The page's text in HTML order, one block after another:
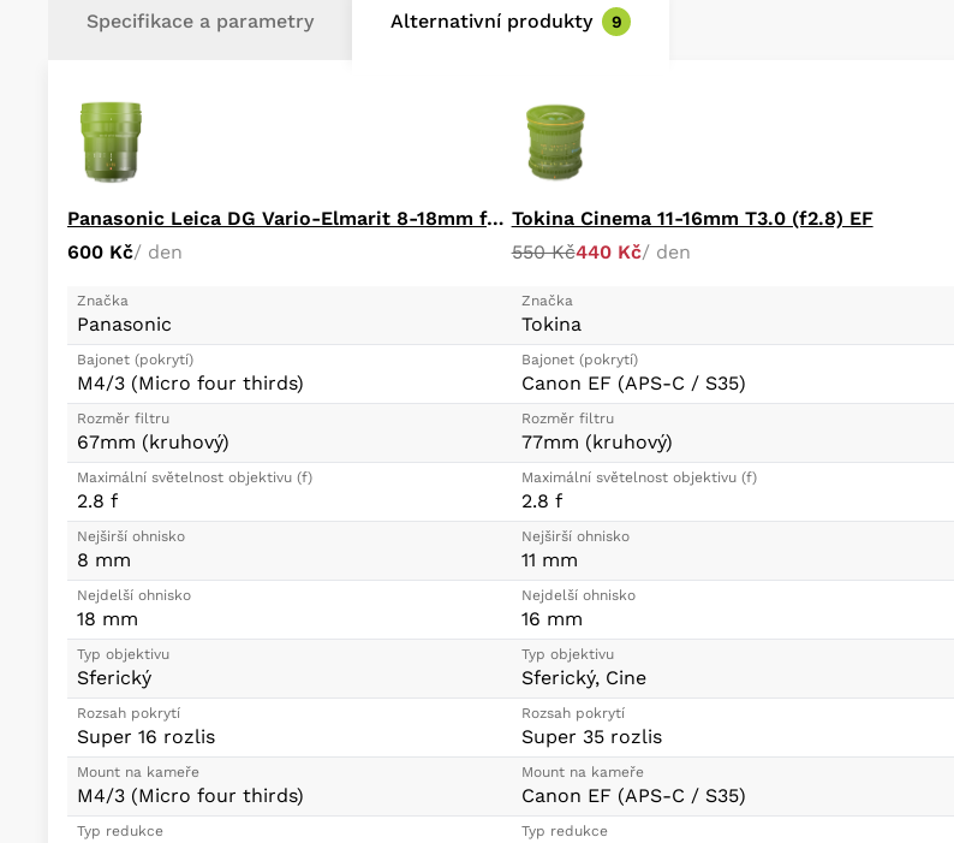
Specifikace a parametry Alternativní produkty 9
Panasonic Leica DG Vario-Elmarit 8-18mm f/2.8-4 ASPH
600 Kč/ den
Značka
Panasonic
Bajonet (pokrytí)
M4/3 (Micro four thirds)
Rozměr filtru
67mm (kruhový)
Maximální světelnost objektivu (f)
2.8 f
Nejširší ohnisko
8 mm
Nejdelší ohnisko
18 mm
Typ objektivu
Sferický
Rozsah pokrytí
Super 16 rozlis
Mount na kameře
M4/3 (Micro four thirds)
Typ redukce
Tokina Cinema 11-16mm T3.0 (f2.8) EF
550 Kč440 Kč/ den
Značka
Tokina
Bajonet (pokrytí)
Canon EF (APS-C / S35)
Rozměr filtru
77mm (kruhový)
Maximální světelnost objektivu (f)
2.8 f
Nejširší ohnisko
11 mm
Nejdelší ohnisko
16 mm
Typ objektivu
Sferický, Cine
Rozsah pokrytí
Super 35 rozlis
Mount na kameře
Canon EF (APS-C / S35)
Typ redukce